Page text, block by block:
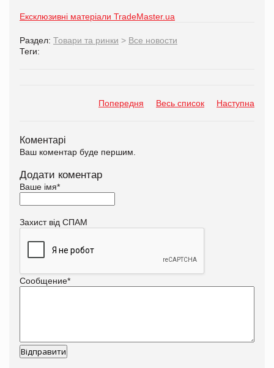
Ексклюзивні матеріали TradeMaster.ua
Раздел: Товари та ринки > Все новости
Теги:
Попередня Весь список Наступна
Коментарі
Ваш коментар буде першим.
Додати коментар
Ваше імя*
Захист від СПАМ
Сообщение*